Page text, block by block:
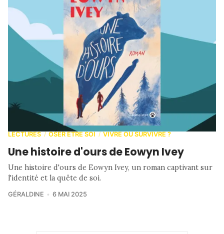
LECTURES / OSER ETRE SOI / VIVRE OU SURVIVRE ?
Une histoire d'ours de Eowyn Ivey
Une histoire d'ours de Eowyn Ivey, un roman captivant sur
l'identité et la quête de soi.
GÉRALDINE 6 MAI 2025